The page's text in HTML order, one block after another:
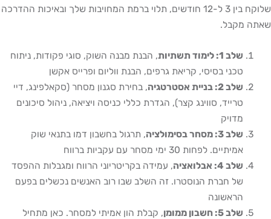
שלוקח בין 3 ל-12 חודשים, תלוי ברמת המחויבות שלך ובאיכות ההדרכה
שאתה מקבל.
שלב 1: לימוד תשתיות
, הבנת מבנה השוק, סוגי פקודות, ניתוח
טכני בסיסי, קריאת גרפים, הבנת ווליום ופרייס אקשן
שלב 2: בניית אסטרטגיה
, בחירת סגנון מסחר (סקאלפינג, דיי
טרייד, סווינג קצר), הגדרת כללי כניסה ויציאה, ניהול סיכונים
מדויק
שלב 3: מסחר בסימולציה
, תרגול בחשבון דמו בתנאי שוק
אמיתיים. לפחות 30 ימי מסחר עם עקביות ברווח
שלב 4: אבלואציה
, עמידה בקריטריוני הרווח ומגבלות ההפסד
של חברת הנוסטרו. זה השלב שבו רוב האנשים נכשלים בפעם
הראשונה
שלב 5: חשבון ממומן
, קבלת הון אמיתי למסחר. כאן מתחיל